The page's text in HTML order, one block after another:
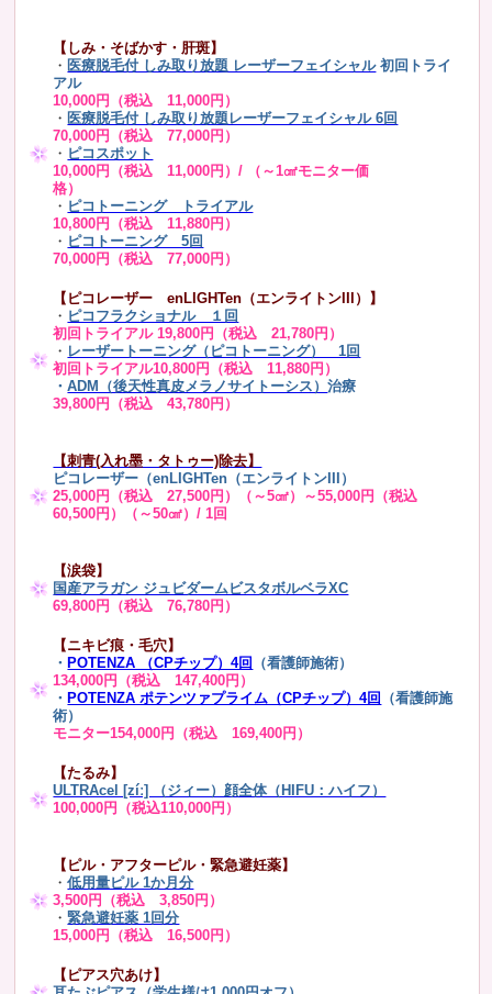
【しみ・そばかす・肝斑】
・ 医療脱毛付 しみ取り放題 レーザーフェイシャル 初回トライ
アル
10,000円（税込 11,000円）
・ 医療脱毛付 しみ取り放題レーザーフェイシャル 6回
70,000円（税込 77,000円）
・ ピコスポット
10,000円（税込 11,000円）/ （～1㎠モニター価
格）
・ ピコトーニング トライアル
10,800円（税込 11,880円）
・ ピコトーニング 5回
70,000円（税込 77,000円）
【ピコレーザー enLIGHTen（エンライトンIII）】
・ ピコフラクショナル １回
初回トライアル 19,800円（税込 21,780円）
・ レーザートーニング（ピコトーニング） 1回
初回トライアル10,800円（税込 11,880円）
・ADM（後天性真皮メラノサイトーシス）治療
39,800円（税込 43,780円）
【刺青(入れ墨・タトゥー)除去】
ピコレーザー（enLIGHTen（エンライトンIII）
25,000円（税込 27,500円）（～5㎠）～55,000円（税込
60,500円）（～50㎠）/ 1回
【涙袋】
国産アラガン ジュビダームビスタボルベラXC
69,800円（税込 76,780円）
【ニキビ痕・毛穴】
・POTENZA （CPチップ）4回 （看護師施術）
134,000円（税込 147,400円）
・POTENZA ポテンツァプライム（CPチップ）4回 （看護師施
術）
モニター154,000円（税込 169,400円）
【たるみ】
ULTRAcel [zíː] （ジィー）顔全体（HIFU：ハイフ）
100,000円（税込110,000円）
【ピル・アフターピル・緊急避妊薬】
・低用量ピル 1か月分
3,500円（税込 3,850円）
・緊急避妊薬 1回分
15,000円（税込 16,500円）
【ピアス穴あけ】